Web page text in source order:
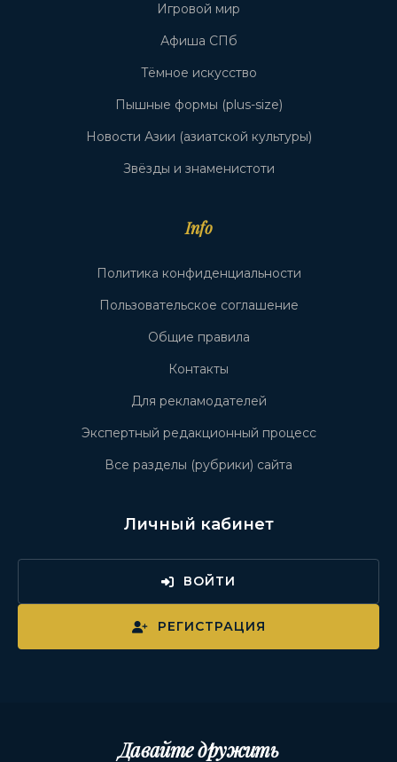
Игровой мир
Афиша СПб
Тёмное искусство
Пышные формы (plus-size)
Новости Азии (азиатской культуры)
Звёзды и знаменистоти
Info
Политика конфиденциальности
Пользовательское соглашение
Общие правила
Контакты
Для рекламодателей
Экспертный редакционный процесс
Все разделы (рубрики) сайта
Личный кабинет
ВОЙТИ
РЕГИСТРАЦИЯ
Давайте дружить